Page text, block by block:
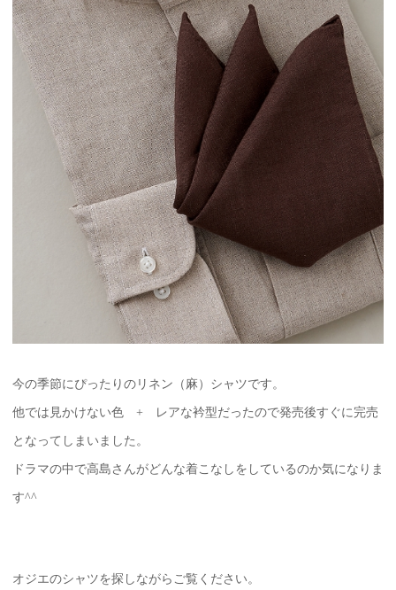
今の季節にぴったりのリネン（麻）シャツです。
他では見かけない色 + レアな衿型だったので発売後すぐに完売
となってしまいました。
ドラマの中で高島さんがどんな着こなしをしているのか気になりま
す^^
オジエのシャツを探しながらご覧ください。